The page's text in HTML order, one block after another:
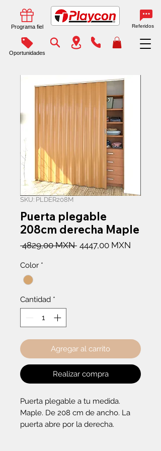
Programa fiel Referidos
Oportunidades
SKU: PLDER208M
Puerta plegable
208cm derecha Maple
4829,00 MXN Precio
4447,00 MXN
Color *
Cantidad *
Agregar al carrito
Realizar compra
Puerta plegable a tu medida.
Maple. De 208 cm de ancho. La
puerta abre por la derecha.